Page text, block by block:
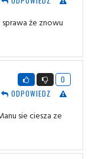
sprawa że znowu
0
ODPOWIEDZ
sie ciesza ze